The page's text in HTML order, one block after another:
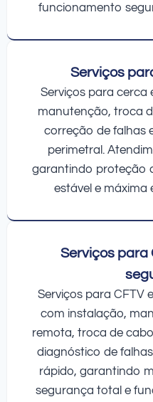
funcionamento
Serviços
Serviços para cerca
manutenção, troca
correção de falhas
perimetral.
garantindo proteção
estável e máxima
Serviços para
Serviços para CFTV
com instalação,
remota, troca de
diagnóstico de
rápido, garantindo
segurança total e